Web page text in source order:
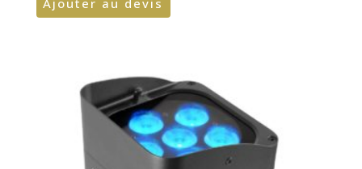
Ajouter au devis